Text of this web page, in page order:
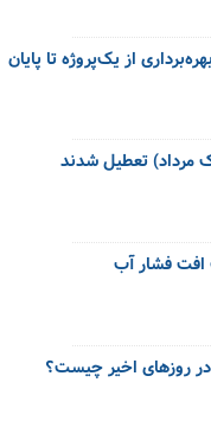
از یک‌پروژه تا پایان
مرداد) تعطیل شدند
افت فشار آب
روزهای اخیر چیست؟